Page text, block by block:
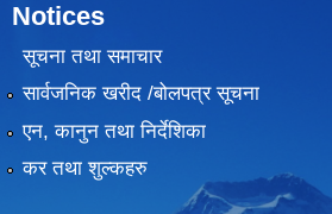
Notices
सूचना तथा समाचार
सार्वजनिक खरीद /बोलपत्र सूचना
एन, कानुन तथा निर्देशिका
कर तथा शुल्कहरु